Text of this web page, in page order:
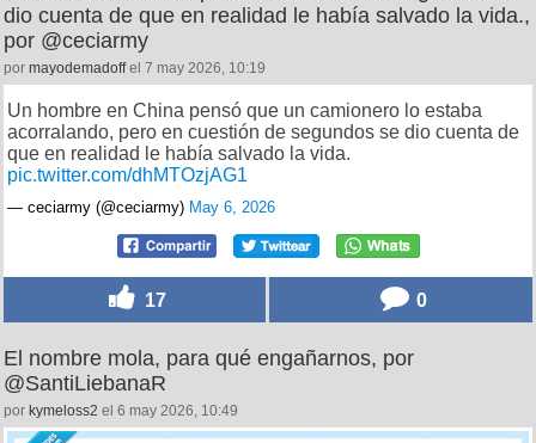
dio cuenta de que en realidad le había salvado la vida.,
por @ceciarmy
por mayodemadoffel 7 may 2026, 10:19
Un hombre en China pensó que un camionero lo estaba
acorralando, pero en cuestión de segundos se dio cuenta de
que en realidad le había salvado la vida.
pic.twitter.com/dhMTOzjAG1
— ceciarmy (@ceciarmy) May 6, 2026
17 0
El nombre mola, para qué engañarnos, por
@SantiLiebanaR
por kymeloss2 el 6 may 2026, 10:49